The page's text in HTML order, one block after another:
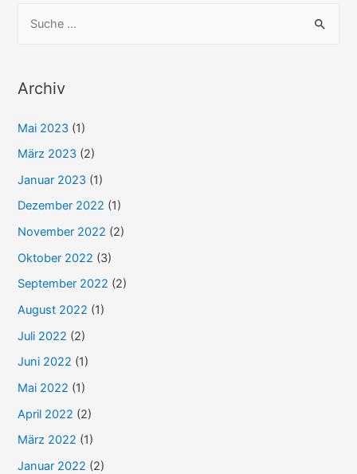
Beweismittel
h
n
n
a
c
Archiv
Mai 2023 (1)
März 2023 (2)
Januar 2023 (1)
Dezember 2022 (1)
November 2022 (2)
Oktober 2022 (3)
September 2022 (2)
August 2022 (1)
Juli 2022 (2)
Juni 2022 (1)
Mai 2022 (1)
April 2022 (2)
März 2022 (1)
Januar 2022 (2)